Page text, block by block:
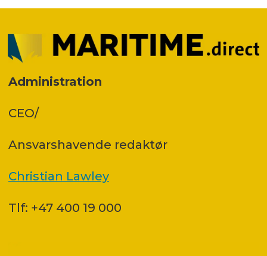
Administration
CEO/
Ansvars­havende redaktør
Christian Lawley
Tlf: +47 400 19 000